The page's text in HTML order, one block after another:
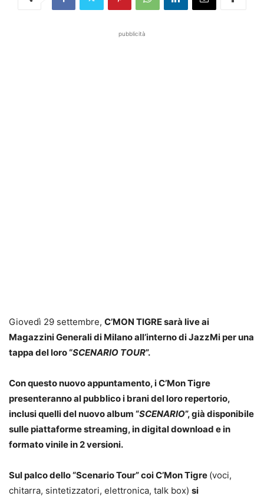
pubblicità
Giovedì 29 settembre, C’MON TIGRE sarà live ai
Magazzini Generali di Milano all’interno di JazzMi per una
tappa del loro “SCENARIO TOUR”.
Con questo nuovo appuntamento, i C’Mon Tigre
presenteranno al pubblico i brani del loro repertorio,
inclusi quelli del nuovo album “SCENARIO”, già disponibile
sulle piattaforme streaming, in digital download e in
formato vinile in 2 versioni.
Sul palco dello “Scenario Tour” coi C’Mon Tigre (voci,
chitarra, sintetizzatori, elettronica, talk box) si